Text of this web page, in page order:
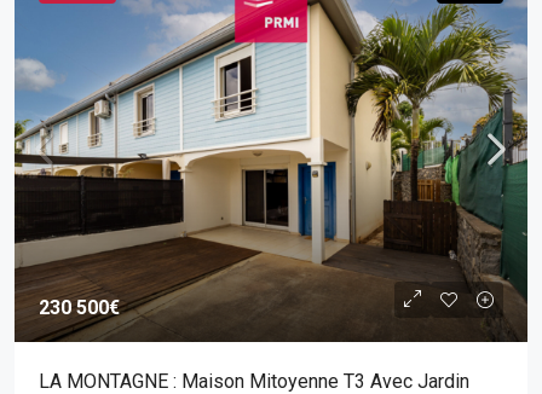
230 500€
LA MONTAGNE : Maison Mitoyenne T3 Avec Jardin